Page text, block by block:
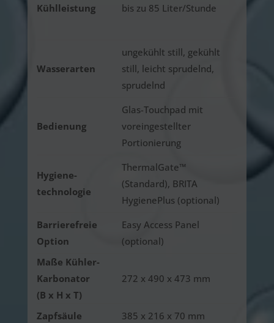
Kühlleistung bis zu 85 Liter/Stunde
Wasserarten
ungekühlt still, gekühlt
still, leicht sprudelnd,
sprudelnd
Bedienung
Glas-Touchpad mit
voreingestellter
Portionierung
Hygiene­
technologie
ThermalGate™
(Standard), BRITA
HygienePlus (optional)
Barrierefreie
Option
Easy Access Panel
(optional)
Maße Kühler-
Karbonator
(B x H x T)
272 x 490 x 473 mm
Zapfsäule
385 x 216 x 70 mm